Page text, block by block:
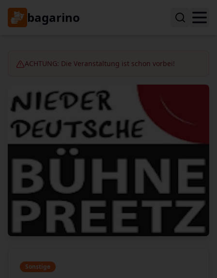
bagarino
ACHTUNG: Die Veranstaltung ist schon vorbei!
Sonstige